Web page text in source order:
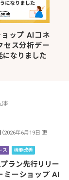
ップ AIコネ
セス分析デー
になりました
事
（2026年6月19日 更
ス 機能改善
ラン先行リリー
ミーショップ AI